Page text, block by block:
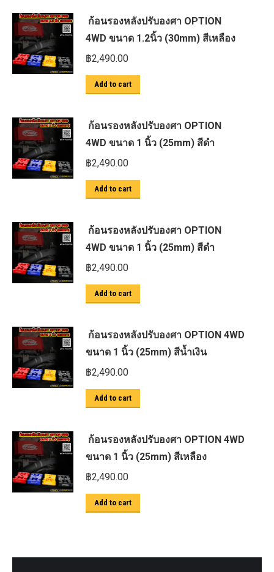
ก้อนรองหลังปรับองศา OPTION
4WD ขนาด 1.2นิ้ว (30mm) สีเหลือง
฿2,490.00
Add to cart
ก้อนรองหลังปรับองศา OPTION
4WD ขนาด 1 นิ้ว (25mm) สีดำ
฿2,490.00
Add to cart
ก้อนรองหลังปรับองศา OPTION
4WD ขนาด 1 นิ้ว (25mm) สีดำ
฿2,490.00
Add to cart
ก้อนรองหลังปรับองศา OPTION 4WD
ขนาด 1 นิ้ว (25mm) สีน้ำเงิน
฿2,490.00
Add to cart
ก้อนรองหลังปรับองศา OPTION 4WD
ขนาด 1 นิ้ว (25mm) สีเหลือง
฿2,490.00
Add to cart